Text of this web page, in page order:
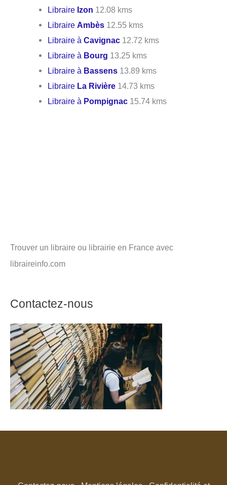
Libraire Izon 12.08 kms
LibraireAmbès 12.55 kms
Libraire àCavignac 12.72 kms
Libraire à Bourg 13.25 kms
Libraire à Bassens 13.89 kms
Libraire La Rivière 14.73 kms
Libraire à Pompignac 15.74 kms
Trouver un libraire ou librairie en France avec
libraireinfo.com
Contactez-nous